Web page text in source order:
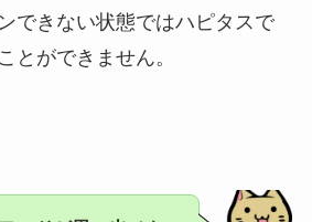
できない状態ではハピタスで
とができません。